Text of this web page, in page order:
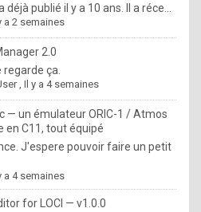
o
l
e
x
.
I
f
y
o
déjà publié il y a 10 ans. Il a réce...
a 2 semaines
2.0
regarde ça.
,Il y a 4 semaines
— un émulateur ORIC-1 / Atmos
en C11, tout équipé
J'espere pouvoir faire un petit
a 4 semaines
for LOCI — v1.0.0